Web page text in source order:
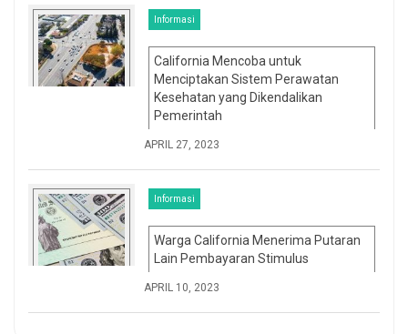
Informasi
California Mencoba untuk
Menciptakan Sistem Perawatan
Kesehatan yang Dikendalikan
Pemerintah
APRIL 27, 2023
Informasi
Warga California Menerima Putaran
Lain Pembayaran Stimulus
APRIL 10, 2023